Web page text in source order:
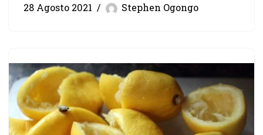
28 Agosto 2021 Stephen Ogongo